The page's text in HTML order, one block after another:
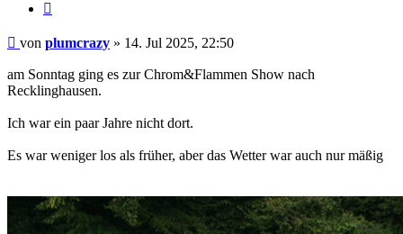
Beitrag
von plumcrazy » 14. Jul 2025, 22:50
am Sonntag ging es zur Chrom&Flammen Show nach
Recklinghausen.
Ich war ein paar Jahre nicht dort.
Es war weniger los als früher, aber das Wetter war auch nur mäßig